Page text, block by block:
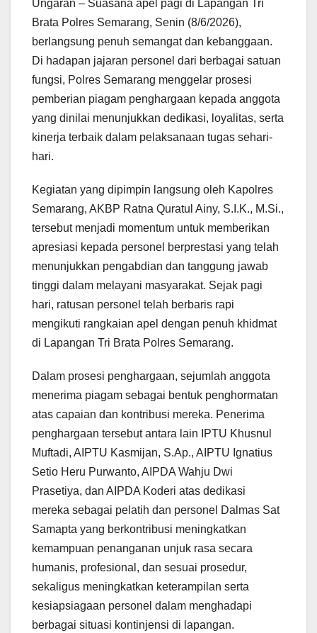
Ungaran – Suasana apel pagi di Lapangan Tri
Brata Polres Semarang, Senin (8/6/2026),
berlangsung penuh semangat dan kebanggaan.
Di hadapan jajaran personel dari berbagai satuan
fungsi, Polres Semarang menggelar prosesi
pemberian piagam penghargaan kepada anggota
yang dinilai menunjukkan dedikasi, loyalitas, serta
kinerja terbaik dalam pelaksanaan tugas sehari-
hari.
Kegiatan yang dipimpin langsung oleh Kapolres
Semarang, AKBP Ratna Quratul Ainy, S.I.K., M.Si.,
tersebut menjadi momentum untuk memberikan
apresiasi kepada personel berprestasi yang telah
menunjukkan pengabdian dan tanggung jawab
tinggi dalam melayani masyarakat. Sejak pagi
hari, ratusan personel telah berbaris rapi
mengikuti rangkaian apel dengan penuh khidmat
di Lapangan Tri Brata Polres Semarang.
Dalam prosesi penghargaan, sejumlah anggota
menerima piagam sebagai bentuk penghormatan
atas capaian dan kontribusi mereka. Penerima
penghargaan tersebut antara lain IPTU Khusnul
Muftadi, AIPTU Kasmijan, S.Ap., AIPTU Ignatius
Setio Heru Purwanto, AIPDA Wahju Dwi
Prasetiya, dan AIPDA Koderi atas dedikasi
mereka sebagai pelatih dan personel Dalmas Sat
Samapta yang berkontribusi meningkatkan
kemampuan penanganan unjuk rasa secara
humanis, profesional, dan sesuai prosedur,
sekaligus meningkatkan keterampilan serta
kesiapsiagaan personel dalam menghadapi
berbagai situasi kontinjensi di lapangan.